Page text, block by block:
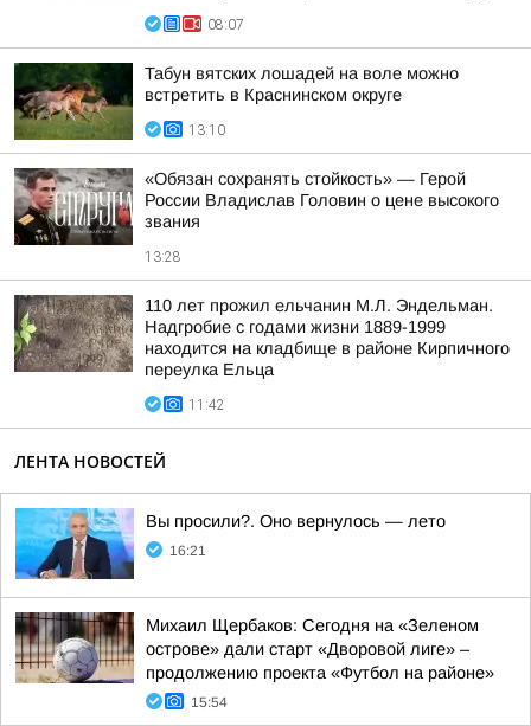
08:07
Табун вятских лошадей на воле можно
встретить в Краснинском округе
13:10
«Обязан сохранять стойкость» — Герой
России Владислав Головин о цене высокого
звания
13:28
110 лет прожил ельчанин М.Л. Эндельман.
Надгробие с годами жизни 1889-1999
находится на кладбище в районе Кирпичного
переулка Ельца
11:42
ЛЕНТА НОВОСТЕЙ
Вы просили?. Оно вернулось — лето
16:21
Михаил Щербаков: Сегодня на «Зеленом
острове» дали старт «Дворовой лиге» –
продолжению проекта «Футбол на районе»
15:54